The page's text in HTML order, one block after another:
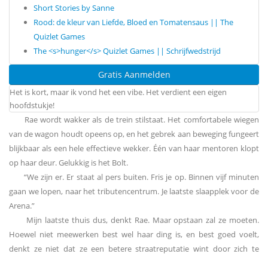
Short Stories by Sanne
Rood: de kleur van Liefde, Bloed en Tomatensaus || The
Quizlet Games
The <s>hunger</s> Quizlet Games || Schrijfwedstrijd
Gratis Aanmelden
Het is kort, maar ik vond het een vibe. Het verdient een eigen
hoofdstukje!
Rae wordt wakker als de trein stilstaat. Het comfortabele wiegen
van de wagon houdt opeens op, en het gebrek aan beweging fungeert
blijkbaar als een hele effectieve wekker. Één van haar mentoren klopt
op haar deur. Gelukkig is het Bolt.
“We zijn er. Er staat al pers buiten. Fris je op. Binnen vijf minuten
gaan we lopen, naar het tributencentrum. Je laatste slaapplek voor de
Arena.”
Mijn laatste thuis dus, denkt Rae. Maar opstaan zal ze moeten.
Hoewel niet meewerken best wel haar ding is, en best goed voelt,
denkt ze niet dat ze een betere straatreputatie wint door zich te